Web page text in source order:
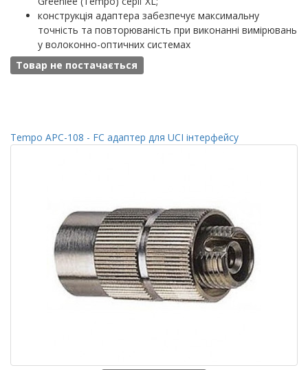
конструкція адаптера забезпечує максимальну
точність та повторюваність при виконанні вимірювань
у волоконно-оптичних системах
Товар не постачається
Tempo APC-108 - FC адаптер для UCI інтерфейсу